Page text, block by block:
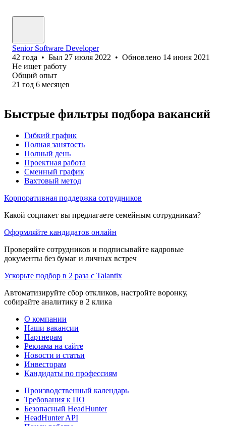
Senior Software Developer
42 года • Был 27 июля 2022 • Обновлено 14 июня 2021
Не ищет работу
Общий опыт
21 год 6 месяцев
Быстрые фильтры подбора вакансий
Гибкий график
Полная занятость
Полный день
Проектная работа
Сменный график
Вахтовый метод
Корпоративная поддержка сотрудников
Какой соцпакет вы предлагаете семейным сотрудникам?
Оформляйте кандидатов онлайн
Проверяйте сотрудников и подписывайте кадровые
документы без бумаг и личных встреч
Ускорьте подбор в 2 раза с Talantix
Автоматизируйте сбор откликов, настройте воронку,
собирайте аналитику в 2 клика
О компании
Наши вакансии
Партнерам
Реклама на сайте
Новости и статьи
Инвесторам
Кандидаты по профессиям
Производственный календарь
Требования к ПО
Безопасный HeadHunter
HeadHunter API